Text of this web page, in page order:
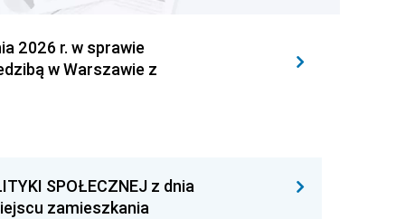
2026 r. w sprawie
w Warszawie z
SPOŁECZNEJ z dnia
zamieszkania